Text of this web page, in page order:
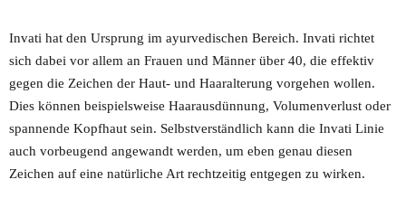
Invati hat den Ursprung im ayurvedischen Bereich. Invati richtet
sich dabei vor allem an Frauen und Männer über 40, die effektiv
gegen die Zeichen der Haut- und Haaralterung vorgehen wollen.
Dies können beispielsweise Haarausdünnung, Volumenverlust oder
spannende Kopfhaut sein. Selbstverständlich kann die Invati Linie
auch vorbeugend angewandt werden, um eben genau diesen
Zeichen auf eine natürliche Art rechtzeitig entgegen zu wirken.